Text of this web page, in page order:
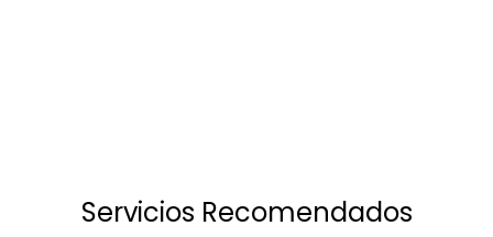
Servicios Recomendados